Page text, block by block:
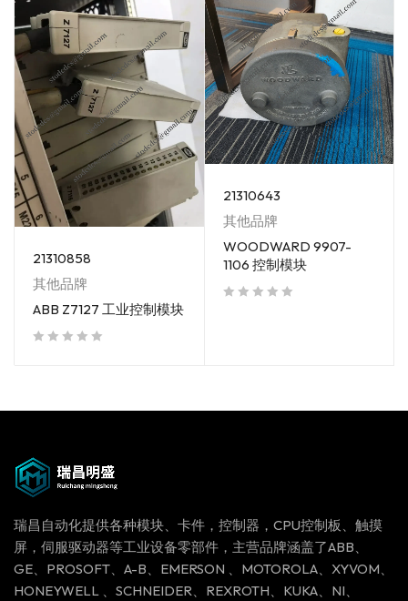
21310858
其他品牌
ABB Z7127 工业控制模块
21310643
其他品牌
WOODWARD 9907-
1106 控制模块
瑞昌自动化提供各种模块、卡件，控制器，CPU控制板、触摸
屏，伺服驱动器等工业设备零部件，主营品牌涵盖了ABB、
GE、PROSOFT、A-B、EMERSON 、MOTOROLA、XYVOM、
HONEYWELL 、SCHNEIDER、REXROTH、KUKA、NI、